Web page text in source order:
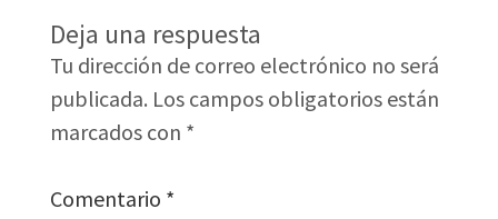
Deja una respuesta
Tu dirección de correo electrónico no será
publicada. Los campos obligatorios están
marcados con *
Comentario *